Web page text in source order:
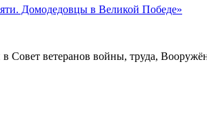
Домодедовцы в Великой Победе»
Совет ветеранов войны, труда,